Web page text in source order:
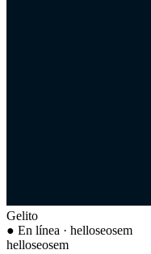
Gelito
● En línea · helloseosem
helloseosem